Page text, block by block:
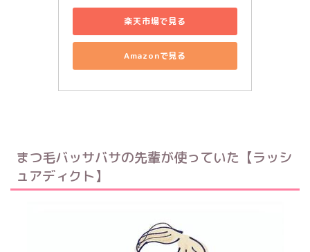
楽天市場で見る
Amazonで見る
まつ毛バッサバサの先輩が使っていた【ラッシ
ュアディクト】